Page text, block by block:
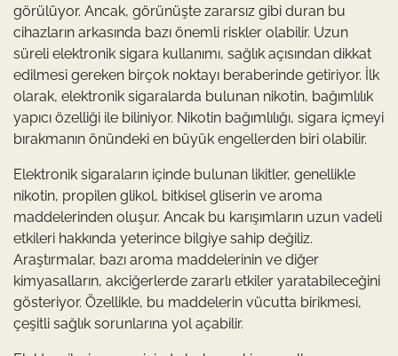
görülüyor. Ancak, görünüşte zararsız gibi duran bu
cihazların arkasında bazı önemli riskler olabilir. Uzun
süreli elektronik sigara kullanımı, sağlık açısından dikkat
edilmesi gereken birçok noktayı beraberinde getiriyor. İlk
olarak, elektronik sigaralarda bulunan nikotin, bağımlılık
yapıcı özelliği ile biliniyor. Nikotin bağımlılığı, sigara içmeyi
bırakmanın önündeki en büyük engellerden biri olabilir.
Elektronik sigaraların içinde bulunan likitler, genellikle
nikotin, propilen glikol, bitkisel gliserin ve aroma
maddelerinden oluşur. Ancak bu karışımların uzun vadeli
etkileri hakkında yeterince bilgiye sahip değiliz.
Araştırmalar, bazı aroma maddelerinin ve diğer
kimyasalların, akciğerlerde zararlı etkiler yaratabileceğini
gösteriyor. Özellikle, bu maddelerin vücutta birikmesi,
çeşitli sağlık sorunlarına yol açabilir.